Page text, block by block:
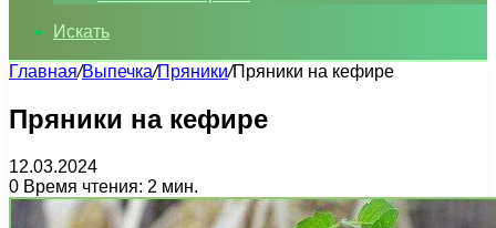
Искать
Главная/Выпечка/Пряники/Пряники на кефире
Пряники на кефире
12.03.2024
0 Время чтения: 2 мин.